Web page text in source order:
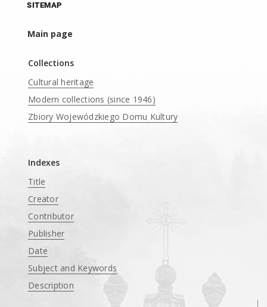
SITEMAP
Main page
Collections
Cultural heritage
Modern collections (since 1946)
Zbiory Wojewódzkiego Domu Kultury
Indexes
Title
Creator
Contributor
Publisher
Date
Subject and Keywords
Description